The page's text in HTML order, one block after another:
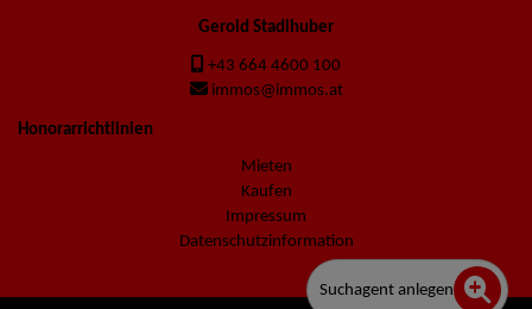
Gerold Stadlhuber
+43 664 4600 100
immos@immos.at
Honorarrichtlinien
Mieten
Kaufen
Impressum
Datenschutzinformation
Suchagent anlegen